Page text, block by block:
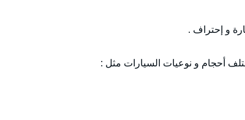
و إحتراف .
أحجام و نوعيات السيارات مثل :